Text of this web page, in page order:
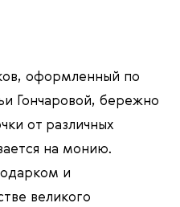
оформленный по
Гончаровой, бережно
от различных
на монию.
и
великого